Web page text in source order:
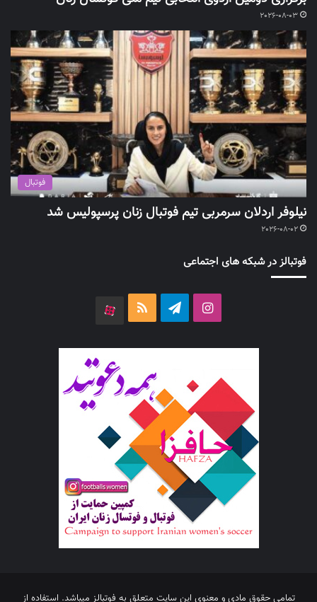
2026-08-03
فوتبال
نیلوفر اردلان سرمربی تیم فوتبال زنان پرسپولیس شد
2026-08-02
فوتبالز در شبکه های اجتماعی
اینستاگرامتلگرام خوراک
تمامی حقوق مادی و معنوی این سایت متعلق به فوتبالز میباشد. استفاده از